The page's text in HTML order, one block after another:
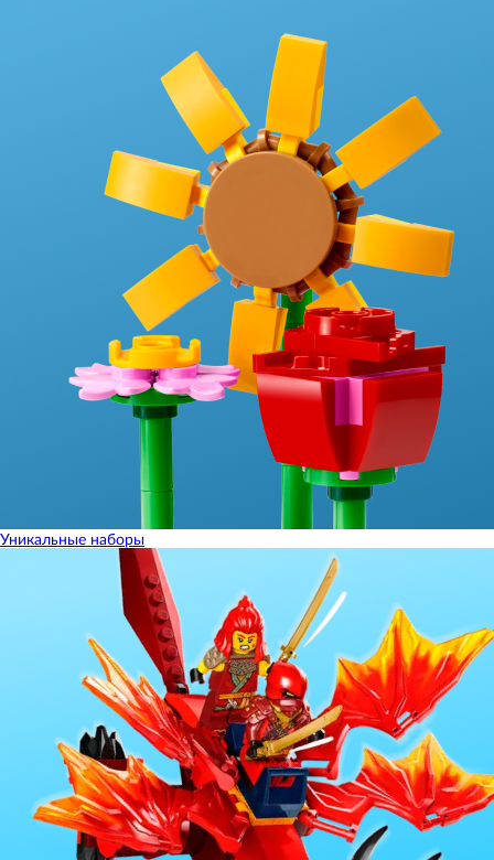
Уникальные наборы